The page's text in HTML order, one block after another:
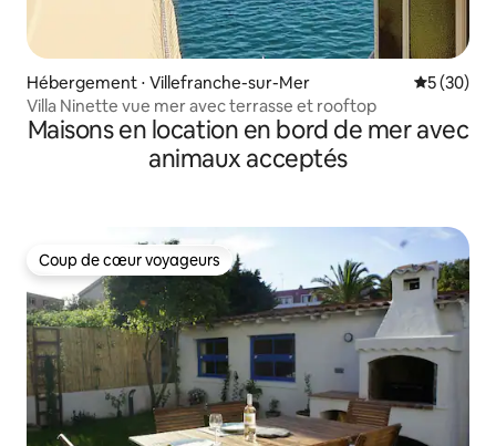
Hébergement ⋅ Villefranche-sur-Mer
5 (30)
Villa Ninette vue mer avec terrasse et rooftop
Maisons en location en bord de mer avec
animaux acceptés
Coup de cœur voyageurs
Coup de cœur voyageurs